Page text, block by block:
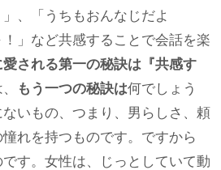
」、「うちもおんなじだよ
」など共感することで会話を楽
される第一の秘訣は『共感す
もう一つの秘訣は何でしょう
いもの、つまり、男らしさ、頼
れを持つものです。ですから
す。女性は、じっとしていて動